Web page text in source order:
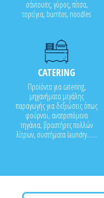
σάντουϊτς, γύρος, πίτσα,
τορτίγια, burritos, noodles
CATERING
Προϊόντα για catering,
μηχανήματα μεγάλης
παραγωγής για δεξιώσεις όπως
φούρνοι, ανατρεπόμενα
τηγάνια, βραστήρες πολλών
λίτρων, συστήματα laundry.......